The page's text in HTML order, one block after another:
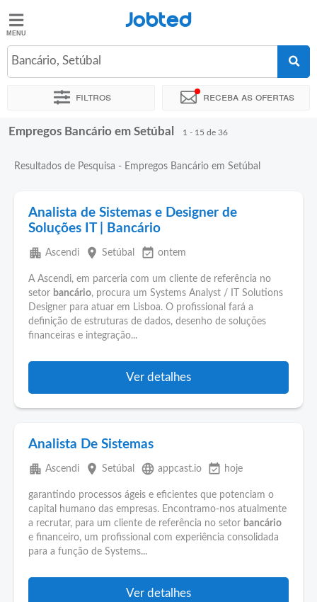
Jobted
Empregos
Salários
Jobted
Bancário, Setúbal
Filtros Receba as ofertas
Ordenar por Localidade exata Empresa
Empregos Bancário em Setúbal 1 - 15 de 36
Resultados de Pesquisa - Empregos Bancário em Setúbal
Analista de Sistemas e Designer de
Soluções IT | Bancário
apartment Ascendi place Setúbal event_available ontem
A Ascendi, em parceria com um cliente de referência no
setor bancário, procura um Systems Analyst / IT Solutions
Designer para atuar em Lisboa. O profissional fará a
definição de estruturas de dados, desenho de soluções
financeiras e integração...
Ver detalhes
Analista De Sistemas
apartment Ascendi place Setúbal language appcast.io event_available hoje
garantindo processos ágeis e eficientes que potenciam o
capital humano das empresas. Encontramo-nos atualmente
a recrutar, para um cliente de referência no setor bancário
e financeiro, um profissional com experiência consolidada
para a função de Systems...
Ver detalhes